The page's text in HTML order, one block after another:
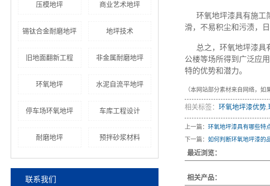
压模地坪 商业艺术地坪
锡钛合金耐磨地坪 地坪技术
旧地面翻新工程 非金属耐磨地坪
环氧地坪 水泥自流平地坪
停车场环氧地坪 车库工程设计
耐磨地坪 预拌砂浆材料
联系我们
环氧地坪漆具有施工
滑，不易积尘和污渍，
总之，环氧地坪漆具
公楼等场所得到广泛应
特的优势和潜力。
（本网站部分素材来自网络，
相关标签：环氧地坪漆优势 ,
上一篇：环氧地坪漆具有哪些特
下一篇：如何判断环氧地坪漆的
最近浏览：
相关产品：